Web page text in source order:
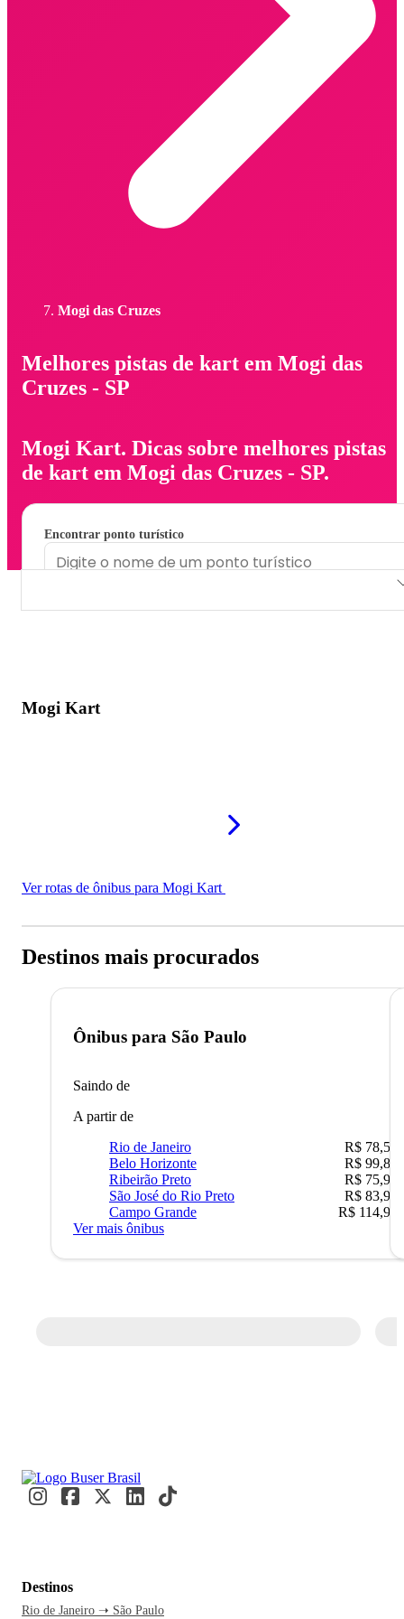
Mogi das Cruzes
Melhores pistas de kart em Mogi das
Cruzes - SP
Mogi Kart. Dicas sobre melhores pistas
de kart em Mogi das Cruzes - SP.
Encontrar ponto turístico
Mogi Kart
Ver rotas de ônibus para Mogi Kart
Destinos mais procurados
Ônibus para São Paulo
Saindo de
A partir de
Rio de Janeiro
R$ 78,51
Belo Horizonte
R$ 99,89
Ribeirão Preto
R$ 75,90
São José do Rio Preto
R$ 83,90
Campo Grande
R$ 114,90
Ver mais ônibus
Destinos
Rio de Janeiro ➝ São Paulo